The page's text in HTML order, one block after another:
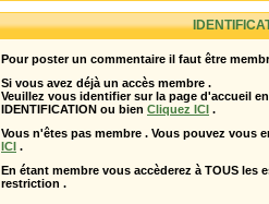
Pour poster un commentaire il faut être
Si vous avez déjà un accès membre .
Veuillez vous identifier sur la page d'accueil
IDENTIFICATION ou bien Cliquez ICI .
Vous n'êtes pas membre . Vous pouvez vous
ICI .
En étant membre vous accèderez à TOUS les
restriction .